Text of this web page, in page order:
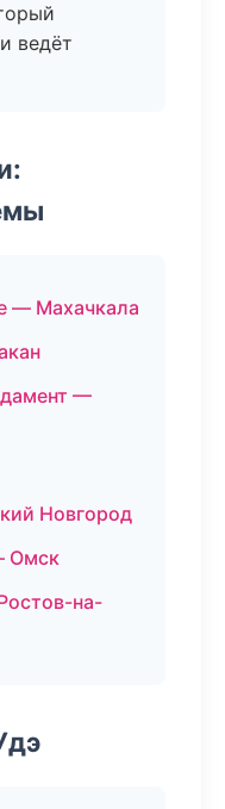
ведёт
— Махачкала
—
Новгород
Омск
на-